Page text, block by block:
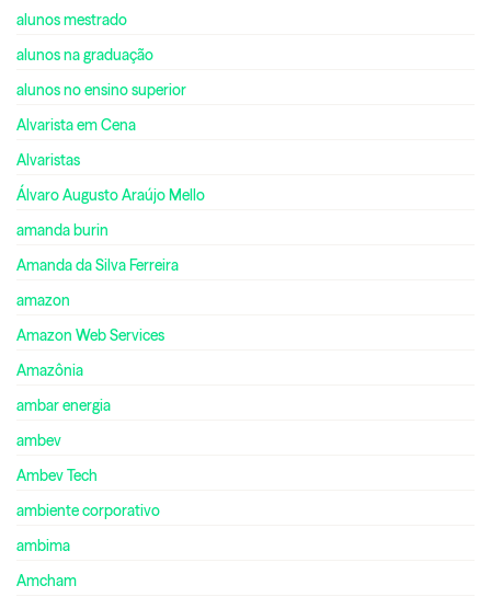
alunos mestrado
alunos na graduação
alunos no ensino superior
Alvarista em Cena
Alvaristas
Álvaro Augusto Araújo Mello
amanda burin
Amanda da Silva Ferreira
amazon
Amazon Web Services
Amazônia
ambar energia
ambev
Ambev Tech
ambiente corporativo
ambima
Amcham